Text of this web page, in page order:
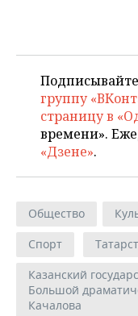
группу
страницу в
времени».
«Дзене».
Общество
Спорт
Казанский
Большой
Качалова